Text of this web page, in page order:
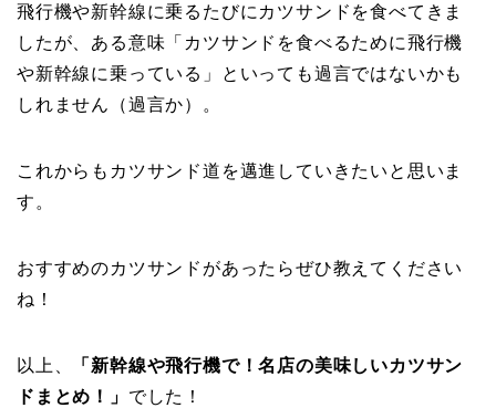
飛行機や新幹線に乗るたびにカツサンドを食べてきま
したが、ある意味「カツサンドを食べるために飛行機
や新幹線に乗っている」といっても過言ではないかも
しれません（過言か）。
これからもカツサンド道を邁進していきたいと思いま
す。
おすすめのカツサンドがあったらぜひ教えてください
ね！
以上、
「新幹線や飛行機で！名店の美味しいカツサン
ドまとめ！」 でした！